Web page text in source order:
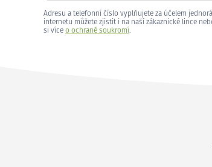
Adresu a telefonní číslo vyplňujete za účelem
internetu můžete zjistit i na naší zákaznické lince
si více o ochraně soukromí.